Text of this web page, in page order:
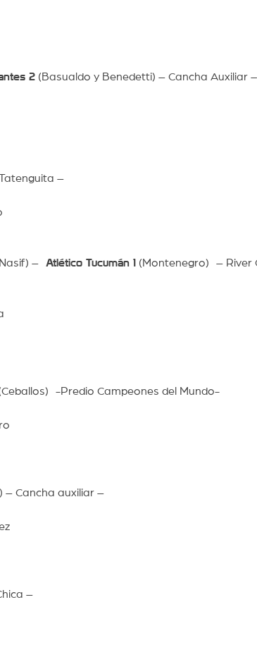
2(Basualdo y Benedetti) – Cancha Auxiliar –
–
– Atlético Tucumán 1 (Montenegro) – River
-Predio Campeones del Mundo-
– Cancha auxiliar –
–